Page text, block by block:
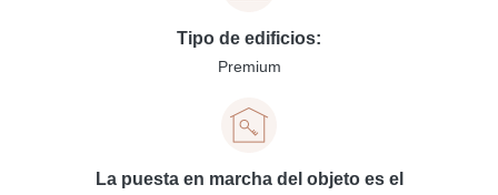
Tipo de edificios:
Premium
La puesta en marcha del objeto es el